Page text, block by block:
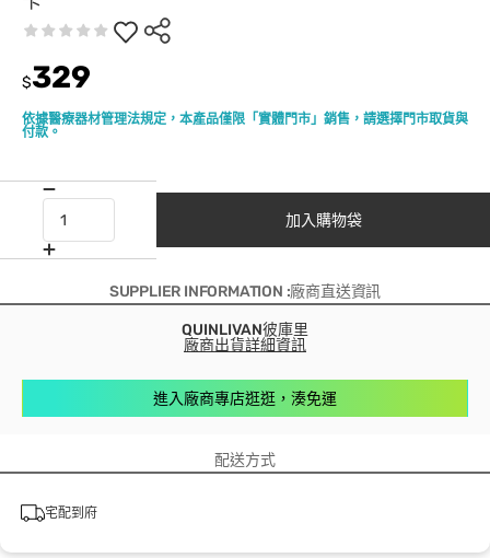
依據醫療器材管理法規定，本產品僅限「實體門市」銷售，請選擇門市取貨與
付款。
$329
加入購物袋
SUPPLIER INFORMATION :廠商直送資訊
QUINLIVAN彼庫里
廠商出貨詳細資訊
進入廠商專店逛逛，湊免運
配送方式
宅配到府